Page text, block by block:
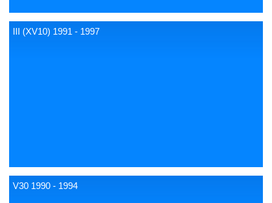
III (XV10) 1991 - 1997
V30 1990 - 1994